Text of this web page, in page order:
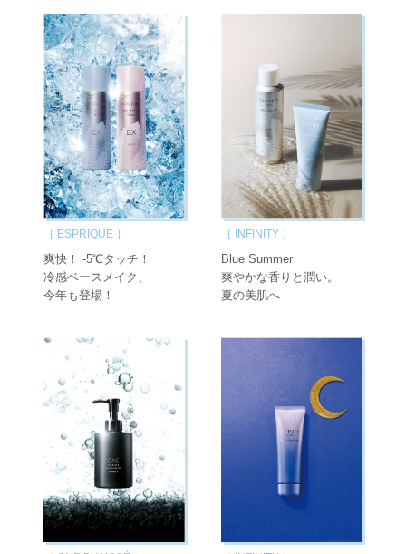
［ ESPRIQUE ］
爽快！ -5℃タッチ！
冷感ベースメイク、
今年も登場！
［ INFINITY ］
Blue Summer
爽やかな香りと潤い。
夏の美肌へ